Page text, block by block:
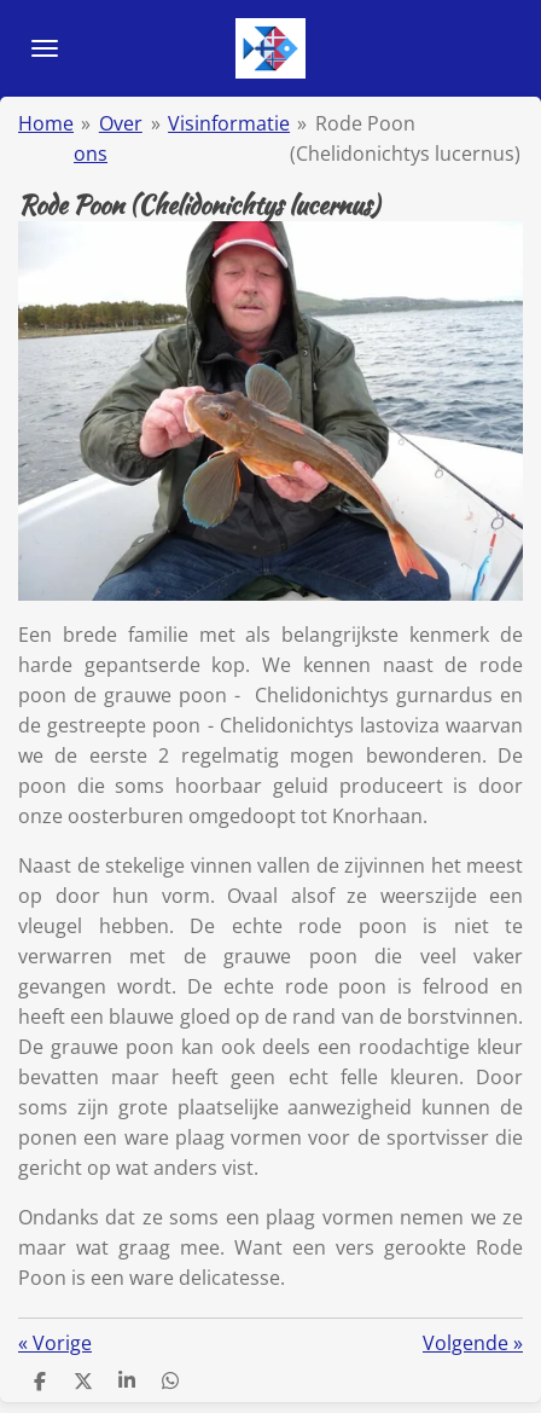
direct
de
hoofdinhoud
Home » Over
ons
» Visinformatie » Rode Poon
(Chelidonichtys lucernus)
Rode Poon (Chelidonichtys lucernus)
Een brede familie met als belangrijkste kenmerk de
harde gepantserde kop. We kennen naast de rode
poon de grauwe poon - Chelidonichtys gurnardus en
de gestreepte poon - Chelidonichtys lastoviza waarvan
we de eerste 2 regelmatig mogen bewonderen. De
poon die soms hoorbaar geluid produceert is door
onze oosterburen omgedoopt tot Knorhaan.
Naast de stekelige vinnen vallen de zijvinnen het meest
op door hun vorm. Ovaal alsof ze weerszijde een
vleugel hebben. De echte rode poon is niet te
verwarren met de grauwe poon die veel vaker
gevangen wordt. De echte rode poon is felrood en
heeft een blauwe gloed op de rand van de borstvinnen.
De grauwe poon kan ook deels een roodachtige kleur
bevatten maar heeft geen echt felle kleuren. Door
soms zijn grote plaatselijke aanwezigheid kunnen de
ponen een ware plaag vormen voor de sportvisser die
gericht op wat anders vist.
Ondanks dat ze soms een plaag vormen nemen we ze
maar wat graag mee. Want een vers gerookte Rode
Poon is een ware delicatesse.
«Vorige Volgende»
D
D
S
D